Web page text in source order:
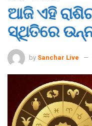
ଆଜି ଏହି
ସ୍ଥିତିରେ
by Sanchar Live